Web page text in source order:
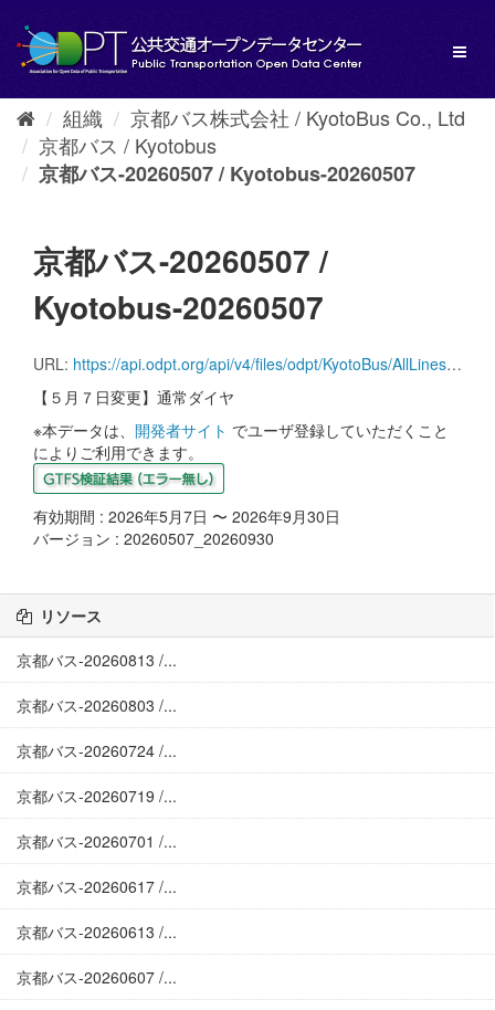
し
組織
京都バス株式会社 / KyotoBus Co., Ltd
京都バス / Kyotobus
京都バス-20260507 / Kyotobus-20260507
京都バス-20260507 /
Kyotobus-20260507
URL: https://api.odpt.org/api/v4/files/odpt/KyotoBus/AllLinesAnotherversion.zip?date=20260507&acl:consumerKey=[アクセストークン/YOUR_ACCESS_TOKEN]
【５月７日変更】通常ダイヤ
※本データは、 開発者サイト でユーザ登録していただくこと
によりご利用できます。
有効期間 : 2026年5月7日 〜 2026年9月30日
バージョン : 20260507_20260930
リソース
京都バス-20260813 /...
京都バス-20260803 /...
京都バス-20260724 /...
京都バス-20260719 /...
京都バス-20260701 /...
京都バス-20260617 /...
京都バス-20260613 /...
京都バス-20260607 /...